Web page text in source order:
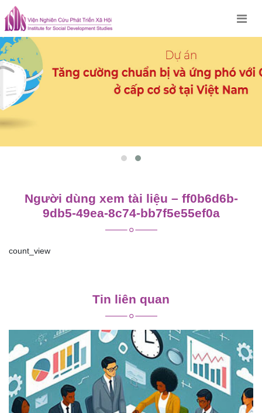
Skip
to
content
Người dùng xem tài liệu – ff0b6d6b-
9db5-49ea-8c74-bb7f5e55ef0a
count_view
viết
Tin liên quan